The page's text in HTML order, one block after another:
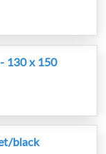
130 x 150
black